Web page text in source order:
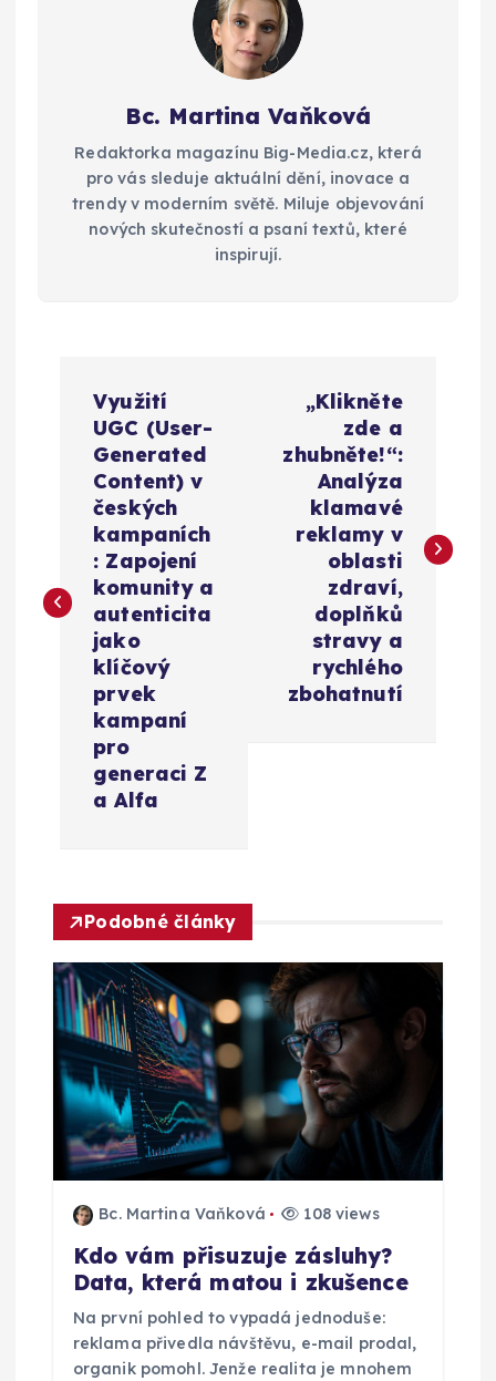
Bc. Martina Vaňková
Redaktorka magazínu Big-Media.cz, která
pro vás sleduje aktuální dění, inovace a
trendy v moderním světě. Miluje objevování
nových skutečností a psaní textů, které
inspirují.
g
o
p
ř
p
Využití
UGC (User-
Generated
Content) v
českých
kampaních
: Zapojení
komunity a
autenticita
jako
klíčový
prvek
kampaní
pro
generaci Z
a Alfa
„Klikněte
zde a
zhubněte!“:
Analýza
klamavé
reklamy v
oblasti
zdraví,
doplňků
stravy a
rychlého
zbohatnutí
Podobné články
Bc. Martina Vaňková 108 views
Kdo vám přisuzuje zásluhy?
Data, která matou i zkušence
Na první pohled to vypadá jednoduše:
reklama přivedla návštěvu, e-mail prodal,
organik pomohl. Jenže realita je mnohem